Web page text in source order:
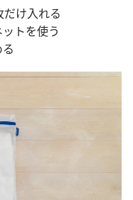
け入れる
トを使う